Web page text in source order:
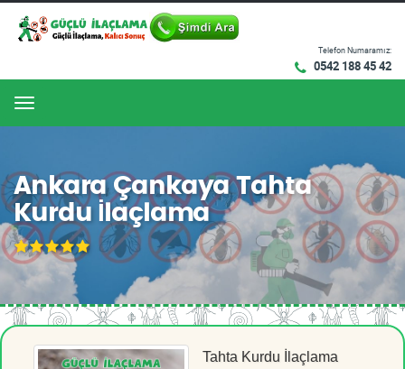
Telefon Numaramız:
0542 188 45 42
Menu
Ankara Çankaya Tahta
Kurdu İlaçlama
Tahta Kurdu İlaçlama